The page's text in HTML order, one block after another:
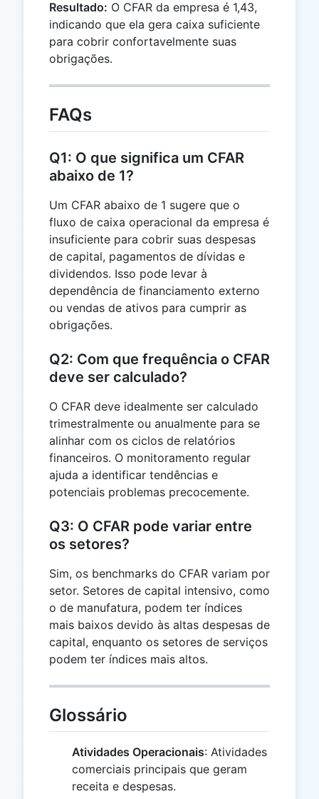
Resultado: O CFAR da empresa é 1,43,
indicando que ela gera caixa suficiente
para cobrir confortavelmente suas
obrigações.
FAQs
Q1: O que significa um CFAR
abaixo de 1?
Um CFAR abaixo de 1 sugere que o
fluxo de caixa operacional da empresa é
insuficiente para cobrir suas despesas
de capital, pagamentos de dívidas e
dividendos. Isso pode levar à
dependência de financiamento externo
ou vendas de ativos para cumprir as
obrigações.
Q2: Com que frequência o CFAR
deve ser calculado?
O CFAR deve idealmente ser calculado
trimestralmente ou anualmente para se
alinhar com os ciclos de relatórios
financeiros. O monitoramento regular
ajuda a identificar tendências e
potenciais problemas precocemente.
Q3: O CFAR pode variar entre
os setores?
Sim, os benchmarks do CFAR variam por
setor. Setores de capital intensivo, como
o de manufatura, podem ter índices
mais baixos devido às altas despesas de
capital, enquanto os setores de serviços
podem ter índices mais altos.
Glossário
Atividades Operacionais: Atividades
comerciais principais que geram
receita e despesas.